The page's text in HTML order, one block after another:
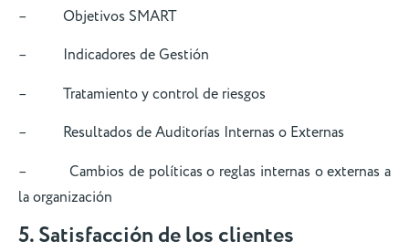
– Objetivos SMART
– Indicadores de Gestión
– Tratamiento y control de riesgos
– Resultados de Auditorías Internas o Externas
– Cambios de políticas o reglas internas o externas a
la organización
5. Satisfacción de los clientes